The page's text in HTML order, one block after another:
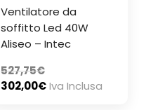
Ventilatore da
soffitto Led 40W
Aliseo – Intec
527,75€
302,00€Iva Inclusa